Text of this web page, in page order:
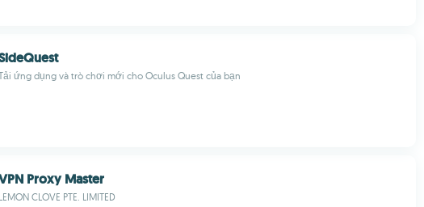
ứng dụng và trò chơi mới cho Oculus Quest của bạn
Proxy Master
LEMON CLOVE PTE. LIMITED